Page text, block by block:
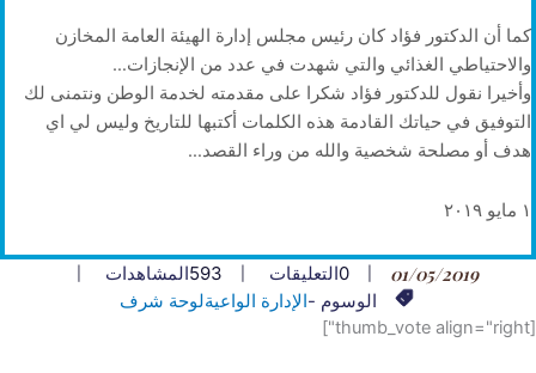
كما أن الدكتور فؤاد كان رئيس مجلس إدارة الهيئة العامة المخازن
والاحتياطي الغذائي والتي شهدت في عدد من الإنجازات…
وأخيرا نقول للدكتور فؤاد شكرا على مقدمته لخدمة الوطن ونتمنى لك
التوفيق في حياتك القادمة هذه الكلمات أكتبها للتاريخ وليس لي اي
هدف أو مصلحة شخصية والله من وراء القصد…
١ مايو ٢٠١٩
01/05/2019
0التعليقات 593المشاهدات
الوسوم -الإدارة الواعيةلوحة شرف
[thumb_vote align="right"]